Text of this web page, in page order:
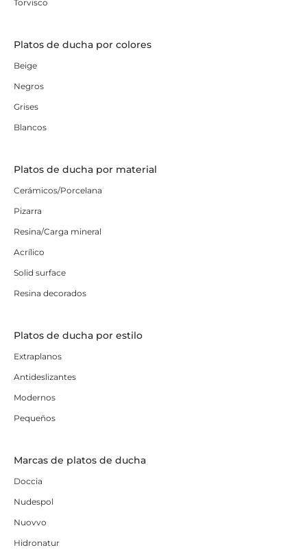
Torvisco
Platos de ducha por colores
Beige
Negros
Grises
Blancos
Platos de ducha por material
Cerámicos/Porcelana
Pizarra
Resina/Carga mineral
Acrílico
Solid surface
Resina decorados
Platos de ducha por estilo
Extraplanos
Antideslizantes
Modernos
Pequeños
Marcas de platos de ducha
Doccia
Nudespol
Nuovvo
Hidronatur